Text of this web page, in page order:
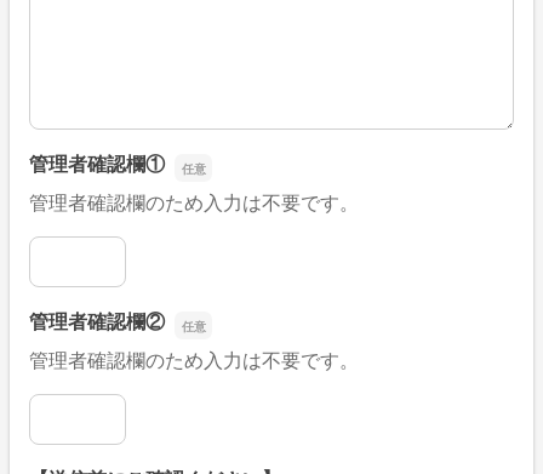
管理者確認欄①
管理者確認欄のため入力は不要です。
管理者確認欄①
管理者確認欄②
管理者確認欄のため入力は不要です。
管理者確認欄②